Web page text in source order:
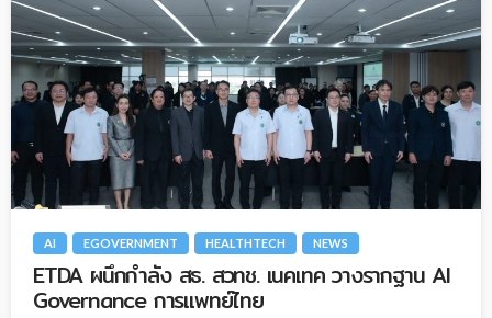
AI EGOVERNMENT HEALTHTECH NEWS
ETDA ผนึกกำลัง สธ. สวทช. เนคเทค วางรากฐาน AI
Governance การแพทย์ไทย